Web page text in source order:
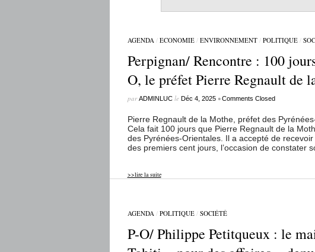
AGENDA/ ECONOMIE/ ENVIRONNEMENT/ POLITIQUE/
Perpignan/ Rencontre : 100
O, le préfet Pierre Regnault de
parADMINLUCle Déc 4, 2025 •Comments Closed
Pierre Regnault de la Mothe, préfet des
Cela fait 100 jours que Pierre Regnault de la
des Pyrénées-Orientales. Il a accepté de
des premiers cent jours, l’occasion de constater
>>lire la suite
AGENDA/ POLITIQUE/ SOCIÉTÉ
P-O/ Philippe Petitqueux : le